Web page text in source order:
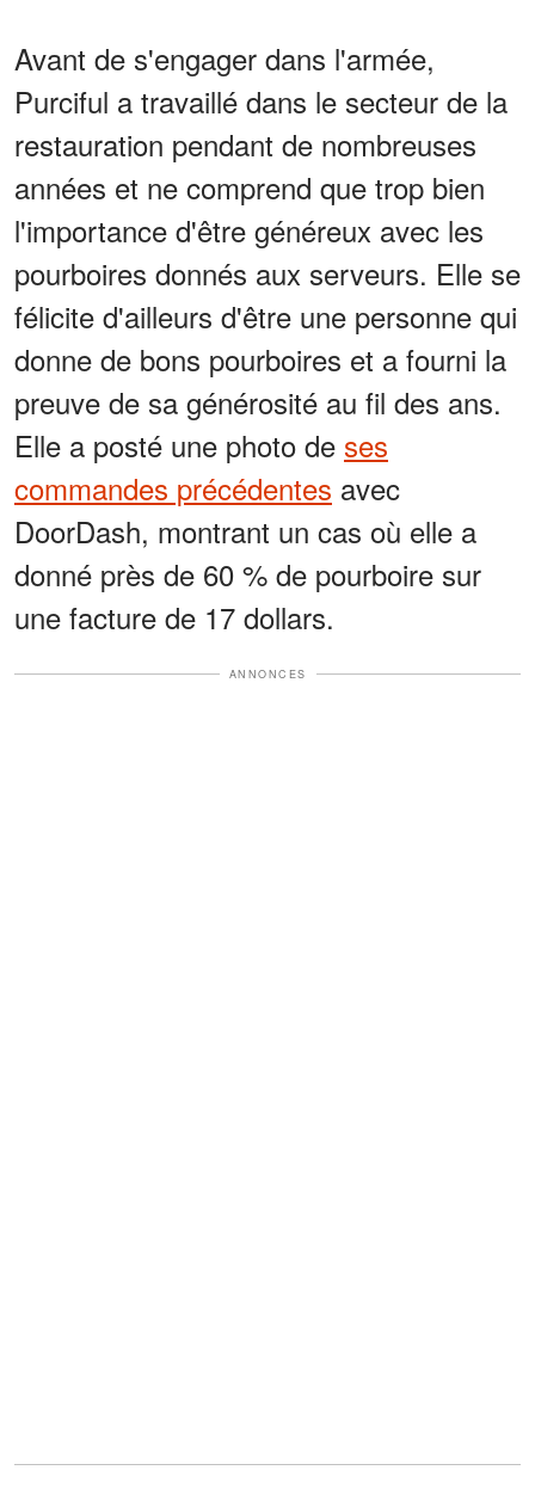
Avant de s'engager dans l'armée,
Purciful a travaillé dans le secteur de la
restauration pendant de nombreuses
années et ne comprend que trop bien
l'importance d'être généreux avec les
pourboires donnés aux serveurs. Elle se
félicite d'ailleurs d'être une personne qui
donne de bons pourboires et a fourni la
preuve de sa générosité au fil des ans.
Elle a posté une photo de ses
commandes précédentes avec
DoorDash, montrant un cas où elle a
donné près de 60 % de pourboire sur
une facture de 17 dollars.
ANNONCES